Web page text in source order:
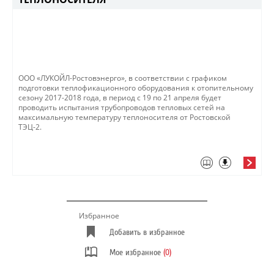
ООО «ЛУКОЙЛ-Ростовэнерго», в соответствии с графиком
подготовки теплофикационного оборудования к отопительному
сезону 2017-2018 года, в период с 19 по 21 апреля будет
проводить испытания трубопроводов тепловых сетей на
максимальную температуру теплоносителя от Ростовской
ТЭЦ-2. ​
Избранное
Добавить в избранное
Мое избранное (0)